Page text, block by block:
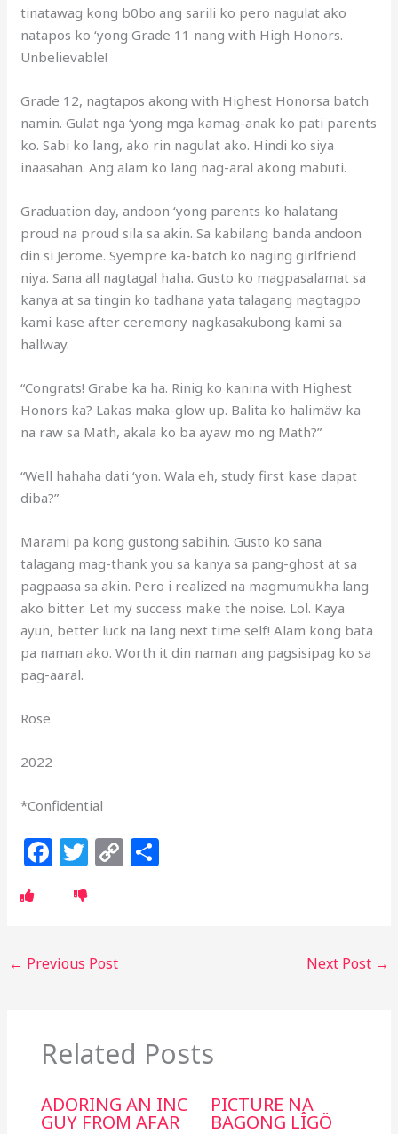
tinatawag kong b0bo ang sarili ko pero nagulat ako
natapos ko ‘yong Grade 11 nang with High Honors.
Unbelievable!
Grade 12, nagtapos akong with Highest Honorsa batch
namin. Gulat nga ‘yong mga kamag-anak ko pati parents
ko. Sabi ko lang, ako rin nagulat ako. Hindi ko siya
inaasahan. Ang alam ko lang nag-aral akong mabuti.
Graduation day, andoon ‘yong parents ko halatang
proud na proud sila sa akin. Sa kabilang banda andoon
din si Jerome. Syempre ka-batch ko naging girlfriend
niya. Sana all nagtagal haha. Gusto ko magpasalamat sa
kanya at sa tingin ko tadhana yata talagang magtagpo
kami kase after ceremony nagkasakubong kami sa
hallway.
“Congrats! Grabe ka ha. Rinig ko kanina with Highest
Honors ka? Lakas maka-glow up. Balita ko halimäw ka
na raw sa Math, akala ko ba ayaw mo ng Math?”
“Well hahaha dati ‘yon. Wala eh, study first kase dapat
diba?”
Marami pa kong gustong sabihin. Gusto ko sana
talagang mag-thank you sa kanya sa pang-ghost at sa
pagpaasa sa akin. Pero i realized na magmumukha lang
ako bitter. Let my success make the noise. Lol. Kaya
ayun, better luck na lang next time self! Alam kong bata
pa naman ako. Worth it din naman ang pagsisipag ko sa
pag-aaral.
Rose
2022
*Confidential
F
a
b
k
T
w
r
C
o
← Previous Post Next Post →
Related Posts
ADORING AN INC
GUY FROM AFAR
PICTURE NA
BAGONG LÎGÖ